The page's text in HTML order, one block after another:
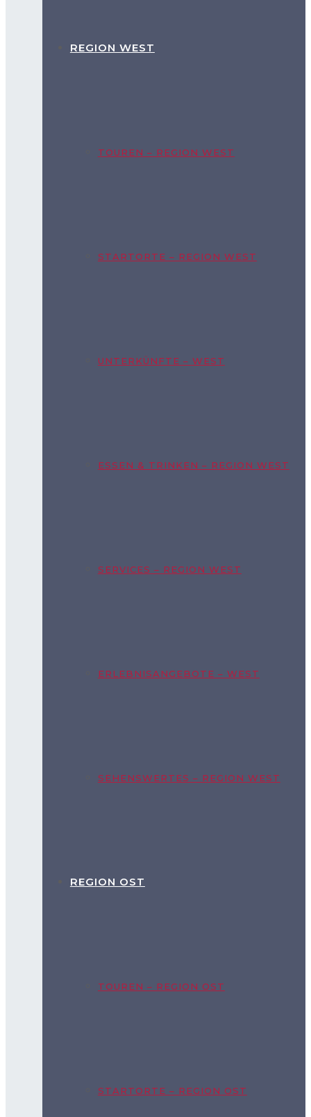
REGION WEST
TOUREN – REGION WEST
STARTORTE – REGION WEST
UNTERKÜNFTE – WEST
ESSEN & TRINKEN – REGION WEST
SERVICES – REGION WEST
ERLEBNISANGEBOTE – WEST
SEHENSWERTES – REGION WEST
REGION OST
TOUREN – REGION OST
STARTORTE – REGION OST